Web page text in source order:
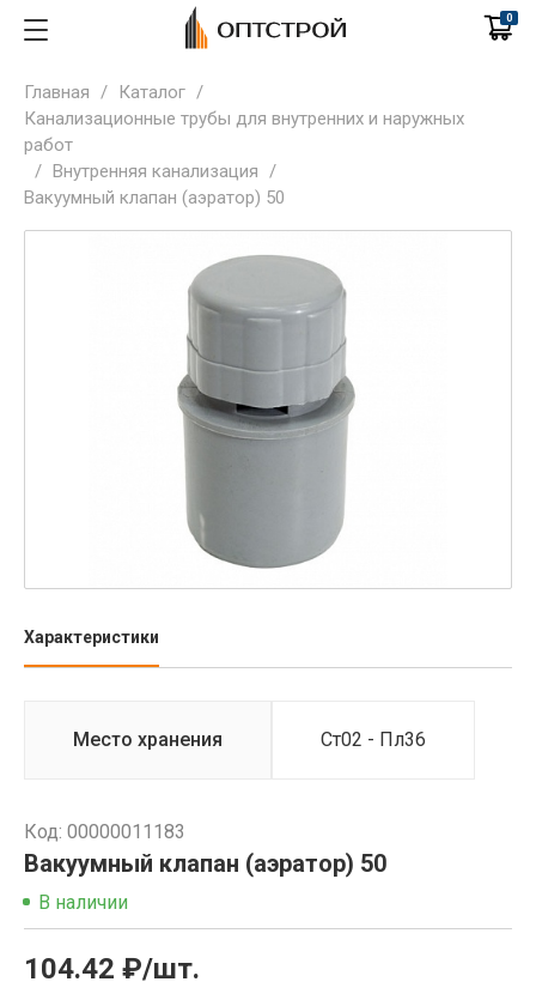
0
Главная / Каталог /
Канализационные трубы для внутренних и наружных
работ
/ Внутренняя канализация /
Вакуумный клапан (аэратор) 50
Характеристики
Место хранения Ст02 - Пл36
Код: 00000011183
Вакуумный клапан (аэратор) 50
В наличии
104.42 ₽/шт.